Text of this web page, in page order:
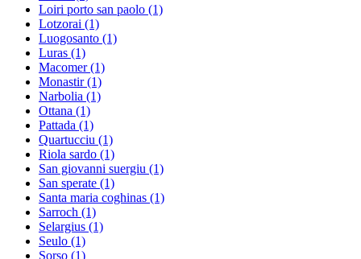
Loiri porto san paolo (1)
Lotzorai (1)
Luogosanto (1)
Luras (1)
Macomer(1)
Monastir(1)
Narbolia (1)
Ottana (1)
Pattada (1)
Quartucciu (1)
Riola sardo (1)
San giovanni suergiu (1)
San sperate (1)
Santa maria coghinas (1)
Sarroch (1)
Selargius (1)
Seulo (1)
Sorso (1)